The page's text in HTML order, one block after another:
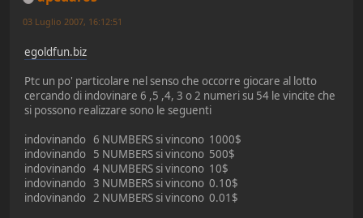
03 Luglio 2007, 16:12:51
egoldfun.biz
Ptc un po' particolare nel senso che occorre giocare al lotto
cercando di indovinare 6 ,5 ,4, 3 o 2 numeri su 54 le vincite che
si possono realizzare sono le seguenti
indovinando 6 NUMBERS si vincono 1000$
indovinando 5 NUMBERS si vincono 500$
indovinando 4 NUMBERS si vincono 10$
indovinando 3 NUMBERS si vincono 0.10$
indovinando 2 NUMBERS si vincono 0.01$